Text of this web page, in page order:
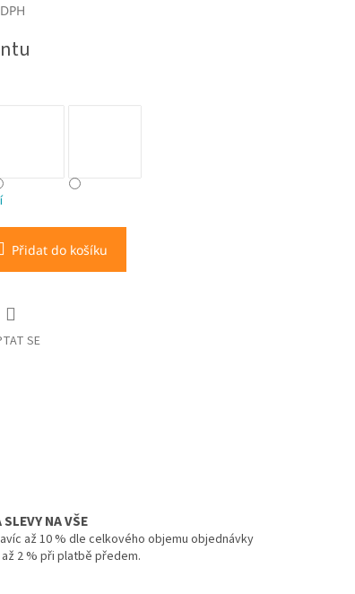
Přidat do košíku
SE
SLEVY NA VŠE
až 10 % dle celkového objemu objednávky
2 % při platbě předem.